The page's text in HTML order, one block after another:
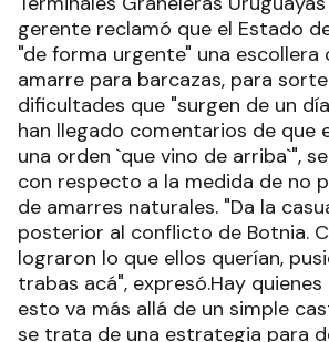
gerente reclamó que el Estado
"de forma urgente" una escollera
amarre para barcazas, para
dificultades que "surgen de un
han llegado comentarios de que
una orden `que vino de arriba`",
con respecto a la medida de no
de amarres naturales. "Da la
posterior al conflicto de Botnia.
lograron lo que ellos querían,
trabas acá", expresó.Hay
esto va más allá de un simple
se trata de una estrategia para